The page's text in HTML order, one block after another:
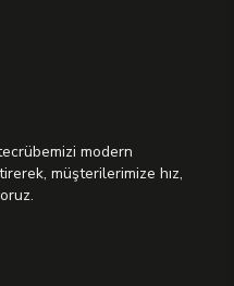
modern
müşterilerimize hız,